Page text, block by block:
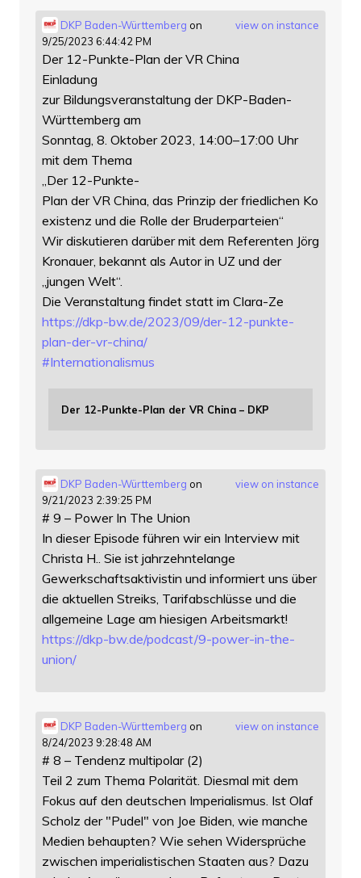
view on instance
DKP Baden-Württemberg on
9/25/2023 6:44:42 PM
Der 12-Punkte-Plan der VR China
Einladung
zur Bildungsveranstaltung der DKP-Baden-
Württemberg am
Sonntag, 8. Oktober 2023, 14:00–17:00 Uhr
mit dem Thema
„Der 12-Punkte-
Plan der VR China, das Prinzip der friedlichen Ko
existenz und die Rolle der Bruderparteien“
Wir diskutieren darüber mit dem Referenten Jörg
Kronauer, bekannt als Autor in UZ und der
„jungen Welt“.
Die Veranstaltung findet statt im Clara-Ze
https://dkp-bw.de/2023/09/der-12-punkte-
plan-der-vr-china/
#Internationalismus
Der 12-Punkte-Plan der VR China – DKP
view on instance
DKP Baden-Württemberg on
9/21/2023 2:39:25 PM
# 9 – Power In The Union
In dieser Episode führen wir ein Interview mit
Christa H.. Sie ist jahrzehntelange
Gewerkschaftsaktivistin und informiert uns über
die aktuellen Streiks, Tarifabschlüsse und die
allgemeine Lage am hiesigen Arbeitsmarkt!
https://dkp-bw.de/podcast/9-power-in-the-
union/
view on instance
DKP Baden-Württemberg on
8/24/2023 9:28:48 AM
# 8 – Tendenz multipolar (2)
Teil 2 zum Thema Polarität. Diesmal mit dem
Fokus auf den deutschen Imperialismus. Ist Olaf
Scholz der "Pudel" von Joe Biden, wie manche
Medien behaupten? Wie sehen Widersprüche
zwischen imperialistischen Staaten aus? Dazu